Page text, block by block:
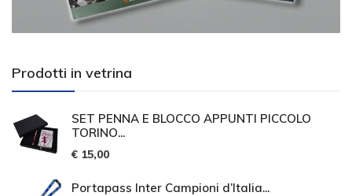
Prodotti in vetrina
SET PENNA E BLOCCO APPUNTI PICCOLO
TORINO...
€ 15,00
Portapass Inter Campioni d’Italia...